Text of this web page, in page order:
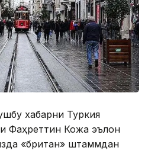
хабарни Туркия
Фаҳреттин Кожа эълон
«британ» штаммдан